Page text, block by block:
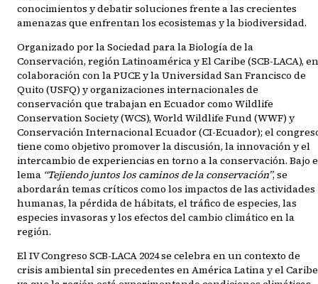
conocimientos y debatir soluciones frente a las crecientes
amenazas que enfrentan los ecosistemas y la biodiversidad.
Organizado por la Sociedad para la Biología de la
Conservación, región Latinoamérica y El Caribe (SCB-LACA), en
colaboración con la PUCE y la Universidad San Francisco de
Quito (USFQ) y organizaciones internacionales de
conservación que trabajan en Ecuador como Wildlife
Conservation Society (WCS), World Wildlife Fund (WWF) y
Conservación Internacional Ecuador (CI-Ecuador); el
tiene como objetivo promover la discusión, la innovación y el
intercambio de experiencias en torno a la conservación. Bajo
lema “Tejiendo juntos los caminos de la conservación”, se
abordarán temas críticos como los impactos de las actividades
humanas, la pérdida de hábitats, el tráfico de especies, las
especies invasoras y los efectos del cambio climático en la
región.
El IV Congreso SCB-LACA 2024 se celebra en un contexto de
crisis ambiental sin precedentes en América Latina y el